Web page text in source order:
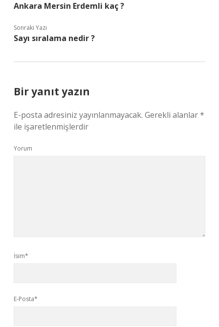
Ankara Mersin Erdemli kaç ?
Sonraki Yazı
Sayı sıralama nedir ?
Bir yanıt yazın
E-posta adresiniz yayınlanmayacak. Gerekli alanlar*
ile işaretlenmişlerdir
Yorum
İsim*
E-Posta*